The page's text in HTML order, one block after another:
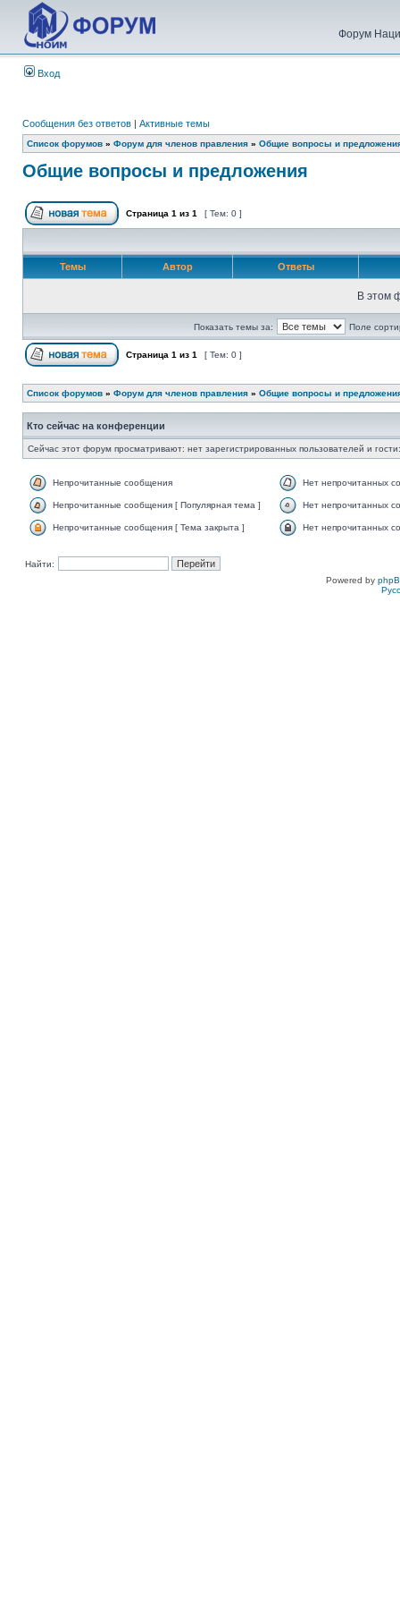
Форум
Вход
Сообщения без ответов | Активные темы
Список форумов » Форум для членов правления » Общие вопросы и
Общие вопросы и предложения
Страница 1 из 1 [ Тем: 0 ]
Темы Автор Ответы
В этом
Показать темы за: Поле
Страница 1 из 1 [ Тем: 0 ]
Список форумов » Форум для членов правления » Общие вопросы и
Кто сейчас на конференции
Сейчас этот форум просматривают: нет зарегистрированных пользователей и
Непрочитанные сообщения Нет непрочитанных
Непрочитанные сообщения [ Популярная тема ] Нет непрочитанных
Непрочитанные сообщения [ Тема закрыта ] Нет непрочитанных
Найти:
Powered by